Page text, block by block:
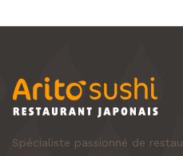
Spécialiste passionné de